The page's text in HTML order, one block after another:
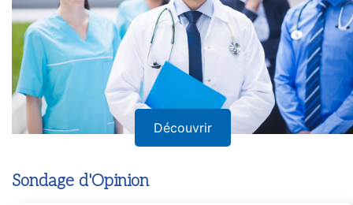
Découvrir
Sondage d'Opinion